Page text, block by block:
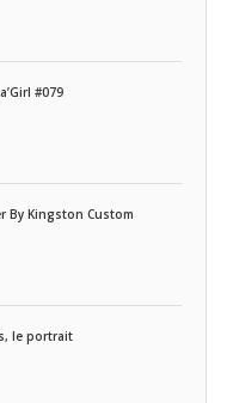
#079
By Kingston Custom
le portrait